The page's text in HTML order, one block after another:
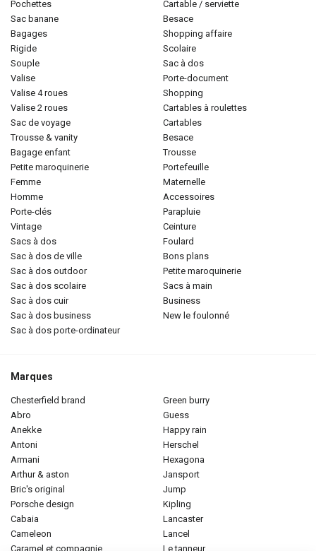
pochettes
sac banane
bagages
rigide
souple
valise
valise 4 roues
valise 2 roues
sac de voyage
trousse & vanity
bagage enfant
petite maroquinerie
femme
homme
porte-clés
vintage
sacs à dos
sac à dos de ville
sac à dos outdoor
sac à dos scolaire
sac à dos cuir
sac à dos business
sac à dos porte-ordinateur
cartable / serviette
besace
shopping affaire
scolaire
sac à dos
porte-document
shopping
cartables à roulettes
cartables
besace
trousse
portefeuille
maternelle
accessoires
parapluie
ceinture
foulard
bons plans
petite maroquinerie
sacs à main
business
new le foulonné
Marques
chesterfield brand
abro
anekke
antoni
armani
arthur & aston
bric's original
porsche design
cabaia
cameleon
caramel et compagnie
green burry
guess
happy rain
herschel
hexagona
jansport
jump
kipling
lancaster
lancel
le tanneur